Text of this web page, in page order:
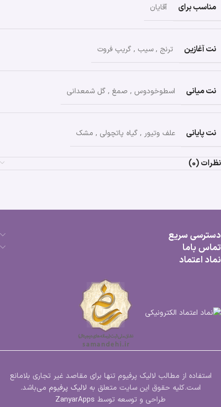
مناسب برای آقایان
نت آغازین ترنج , سیب , گریپ فروت
نت میانی اسطوخودوس , صمغ , گل شمعدانی
نت پایانی علف وتیور , گیاه پاتچولی , مشک
نظرات (0)
دسترسی سریع
تماس باما
نماد اعتماد
استفاده از مطالب لالیک پرفیوم تنها برای مقاصد غیر تجاری بلامانع
است.کلیه حقوق این سایت متعلق به لالیک پرفیوم می‌باشد.
طراحی و توسعه توسط ZanyarApps